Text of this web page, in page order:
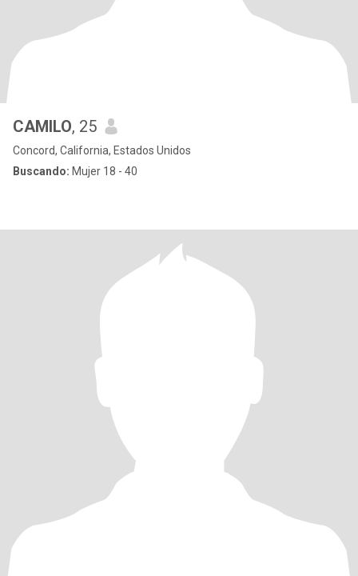
CAMILO, 25
Concord, California, Estados Unidos
Buscando: Mujer 18 - 40